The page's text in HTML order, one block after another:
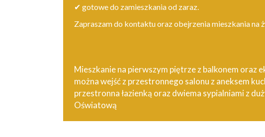
✔ gotowe do zamieszkania od zaraz.
Zapraszam do kontaktu oraz obejrzenia mieszkania na
Mieszkanie na pierwszym piętrze z balkonem oraz
można wejść z przestronnego salonu z aneksem
przestronna łazienką oraz dwiema sypialniami z
Oświatową